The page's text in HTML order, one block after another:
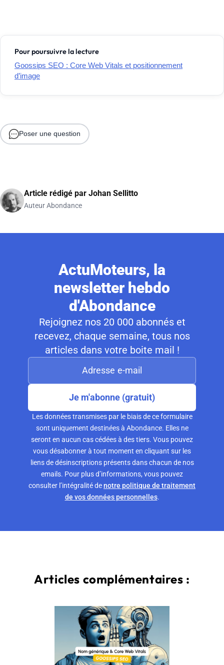
Pour poursuivre la lecture
Goossips SEO : Core Web Vitals et positionnement
d’image
Poser une question
Article rédigé par Johan Sellitto
Auteur Abondance
ActuMoteurs, la
newsletter hebdo
d'Abondance
Rejoignez nos 20 000 abonnés et
recevez, chaque semaine, tous nos
articles dans votre boite mail !
Je m'abonne (gratuit)
Les données transmises par le biais de ce formulaire
sont uniquement destinées à Abondance. Elles ne
seront en aucun cas cédées à des tiers. Vous pouvez
vous désabonner à tout moment en cliquant sur les
liens de désinscriptions présents dans chacun de nos
emails. Pour plus d’informations, vous pouvez
consulter l’intégralité denotre politique de traitement
de vos données personnelles.
Articles complémentaires :